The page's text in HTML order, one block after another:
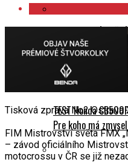
ZBERATEĽSKÝ
edíciu M 1000 RR
Testy a recenzie
TEST Honda
Pre koho má
Tisková zpráva No2 Ostrava
FIM Mistrovství světa FMX
– závod oficiálního
motocrossu v ČR se již